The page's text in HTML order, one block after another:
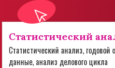
Статистический
Статистический анализ, годовой
данные, анализ делового цикла